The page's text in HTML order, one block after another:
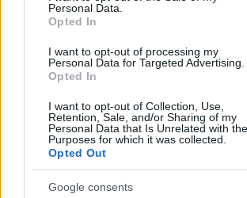
Personal Data.
Opted In
I want to opt-out of processing my
Personal Data for Targeted Advertising.
Opted In
I want to opt-out of Collection, Use,
Retention, Sale, and/or Sharing of my
Personal Data that Is Unrelated with the
Purposes for which it was collected.
Opted Out
Google consents
sztorit...
filmforgalmazás és mozi...most nem
el nem tudom képzelni milyen
ha ennyire szemkiszúrós a
azért nemcsak szakértelem hiányról,
dolgokról is szó van...?
Mainstream...ok, nem mondom, van
oldala ennek az egész biznisznek, és
ezt az elutasítást, de azért remélem
ignore...én részemről a vegyes
egyébként meg mindenki írjon arról